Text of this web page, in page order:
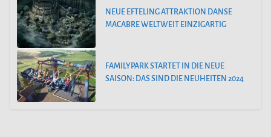
NEUE EFTELING ATTRAKTION DANSE
MACABRE WELTWEIT EINZIGARTIG
FAMILYPARK STARTET IN DIE NEUE
SAISON: DAS SIND DIE NEUHEITEN 2024